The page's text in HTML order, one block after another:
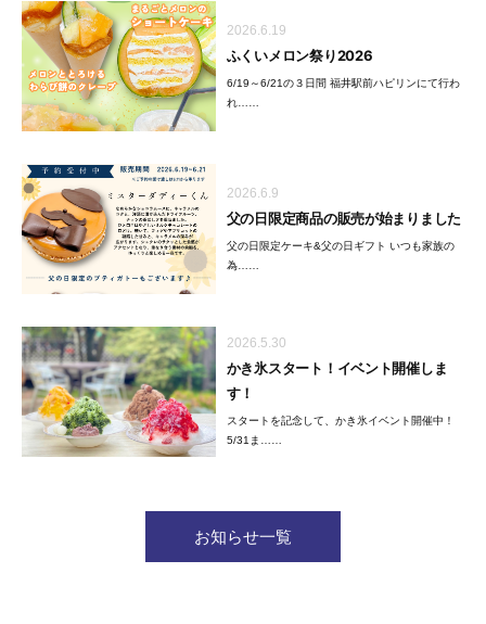
2026.6.19
ふくいメロン祭り2026
6/19～6/21の３日間 福井駅前ハピリンにて行わ
れ……
2026.6.9
父の日限定商品の販売が始まりました
父の日限定ケーキ&父の日ギフト いつも家族の
為……
2026.5.30
かき氷スタート！イベント開催しま
す！
スタートを記念して、かき氷イベント開催中！
5/31ま……
お知らせ一覧